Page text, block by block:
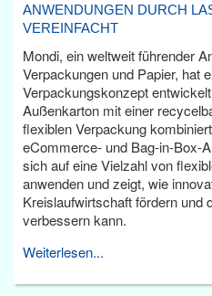
ANWENDUNGEN DURCH
VEREINFACHT
Mondi, ein weltweit führender
Verpackungen und Papier, hat
Verpackungskonzept
Außenkarton mit einer
flexiblen Verpackung
eCommerce- und Bag-in-Box-
sich auf eine Vielzahl von
anwenden und zeigt, wie
Kreislaufwirtschaft fördern und
verbessern kann.
Weiterlesen...